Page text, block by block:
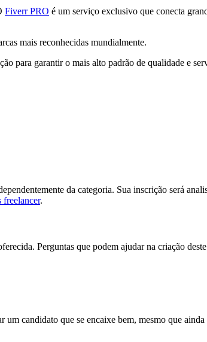
Fiverr PRO é um serviço exclusivo que conecta
mais reconhecidas mundialmente.
para garantir o mais alto padrão de qualidade e
da categoria. Sua inscrição será
freelancer.
Perguntas que podem ajudar na criação
candidato que se encaixe bem, mesmo que